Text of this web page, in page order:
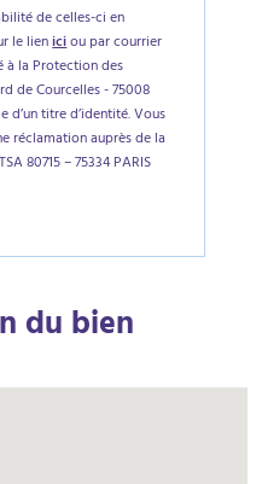
de celles-ci en
le lieniciou par courrier
à la Protection des
de Courcelles - 75008
d’un titre d’identité. Vous
réclamation auprès de la
80715 – 75334 PARIS
du bien